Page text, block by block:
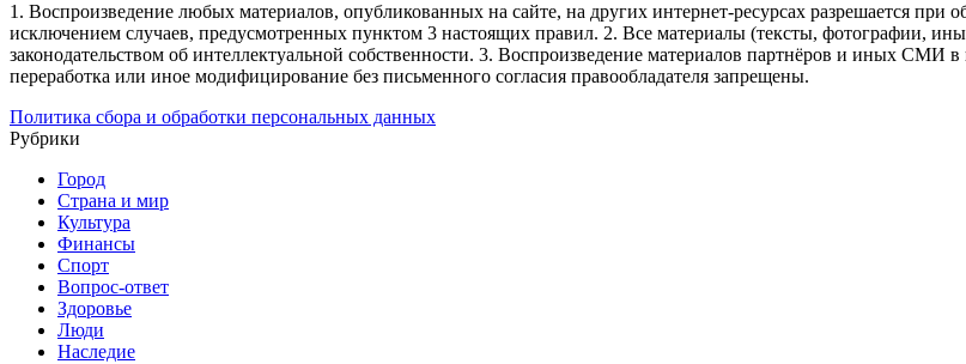
1. Воспроизведение любых материалов, опубликованных на сайте, на других интернет-ресурсах разрешается при
исключением случаев, предусмотренных пунктом 3 настоящих правил. 2. Все материалы (тексты, фотографии,
законодательством об интеллектуальной собственности. 3. Воспроизведение материалов партнёров и иных СМИ
переработка или иное модифицирование без письменного согласия правообладателя запрещены.
Политика сбора и обработки персональных данных
Рубрики
Город
Страна и мир
Культура
Финансы
Спорт
Вопрос-ответ
Здоровье
Люди
Наследие